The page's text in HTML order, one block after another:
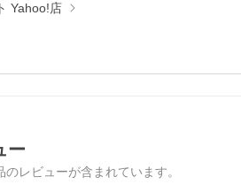
Yahoo!店
ー
レビューが含まれています。